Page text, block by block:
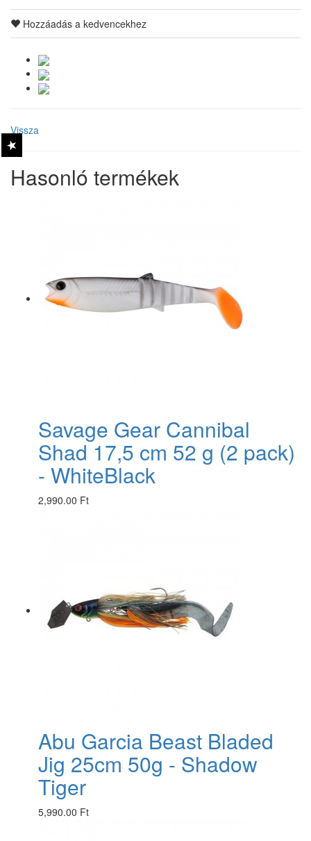
Hozzáadás a kedvencekhez
Vissza
Hasonló termékek
Savage Gear Cannibal
Shad 17,5 cm 52 g (2 pack)
- WhiteBlack
2,990.00 Ft
Abu Garcia Beast Bladed
Jig 25cm 50g - Shadow
Tiger
5,990.00 Ft